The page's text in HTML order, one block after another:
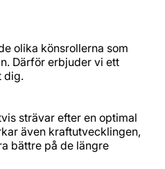
olika könsrollerna som
Därför erbjuder vi ett
dig.
strävar efter en optimal
även kraftutvecklingen,
bättre på de längre